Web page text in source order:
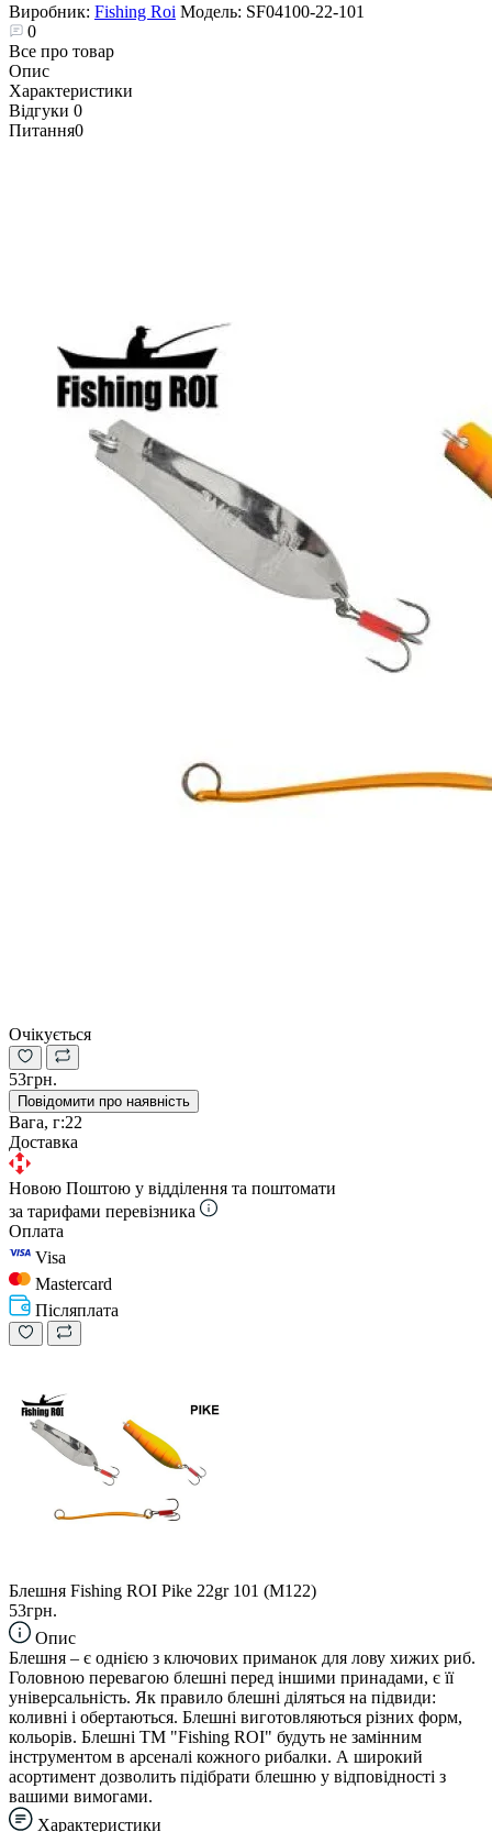
Виробник: Fishing Roi Модель: SF04100-22-101
0
Все про товар
Опис
Характеристики
Відгуки 0
Питання0
Очікується
53грн.
Повідомити про наявність
Вага, г:22
Доставка
Новою Поштою у відділення та поштомати
за тарифами перевізника
Оплата
Visa
Mastercard
Післяплата
Блешня Fishing ROI Pike 22gr 101 (M122)
53грн.
Опис
Блешня – є однією з ключових приманок для лову хижих риб.
Головною перевагою блешні перед іншими принадами, є її
універсальність. Як правило блешні діляться на підвиди:
коливні і обертаються. Блешні виготовляються різних форм,
кольорів. Блешні TM "Fishing ROI" будуть не замінним
інструментом в арсеналі кожного рибалки. А широкий
асортимент дозволить підібрати блешню у відповідності з
вашими вимогами.
Характеристики